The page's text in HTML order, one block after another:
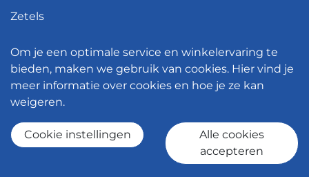
Zetels
Hanglampen
Bureaustoelen
© 2026 - Meubelen Jonckheere -
Om je een optimale service en winkelervaring te
bieden, maken we gebruik van cookies. Hier vind je
meer informatie over cookies en hoe je ze kan
weigeren.
Cookie instellingen
Alle cookies
accepteren